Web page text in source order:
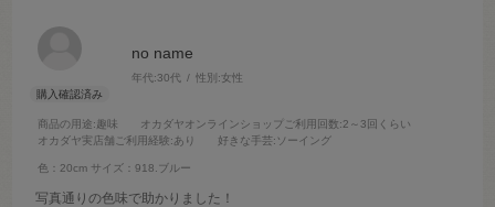
no name
年代:30代 性別:女性
商品の用途:趣味 オカダヤオンラインショップご利用回数:2～3回くらい
オカダヤ実店舗ご利用経験:あり 好きな手芸:ソーイング
色：20cm サイズ：918.ブルー
写真通りの色味で助かりました！